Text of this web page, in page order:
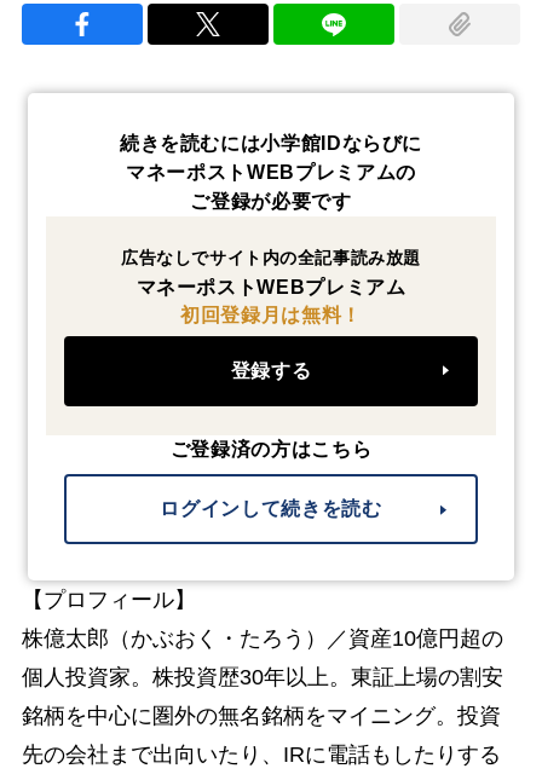
続きを読むには小学館IDならびに
マネーポストWEBプレミアムの
ご登録が必要です
広告なしでサイト内の全記事読み放題
マネーポストWEBプレミアム
初回登録月は無料！
登録する
ご登録済の方はこちら
ログインして続きを読む
【プロフィール】
株億太郎（かぶおく・たろう）／資産10億円超の
個人投資家。株投資歴30年以上。東証上場の割安
銘柄を中心に圏外の無名銘柄をマイニング。投資
先の会社まで出向いたり、IRに電話もしたりする